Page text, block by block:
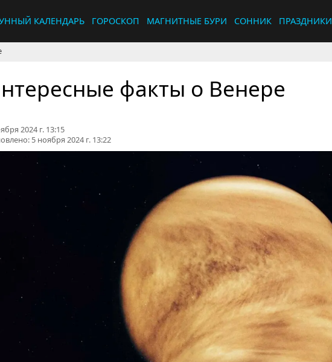
КАЛЕНДАРЬ ГОРОСКОП МАГНИТНЫЕ БУРИ СОННИК ПРАЗДНИКИ
факты о Венере
2024 г. 13:15
5 ноября 2024 г. 13:22